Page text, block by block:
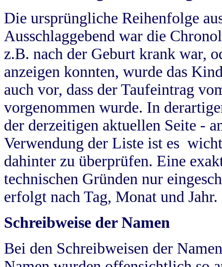
Die ursprüngliche Reihenfolge
Ausschlaggebend war die
z.B. nach der Geburt krank war,
anzeigen konnten, wurde das
auch vor, dass der Taufeintrag
vorgenommen wurde. In
der derzeitigen aktuellen Seite -
Verwendung der Liste ist es
dahinter zu überprüfen. Eine
technischen Gründen nur
erfolgt nach Tag, Monat und Jahr.
Schreibweise der Namen
Bei den Schreibweisen der